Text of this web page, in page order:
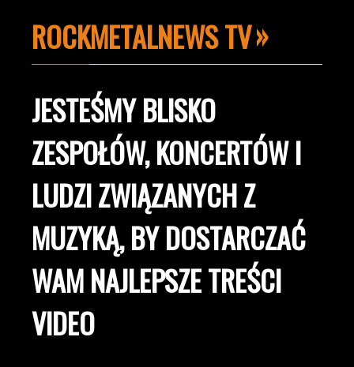
ROCKMETALNEWS TV
JESTEŚMY BLISKO
ZESPOŁÓW, KONCERTÓW I
LUDZI ZWIĄZANYCH Z
MUZYKĄ, BY DOSTARCZAĆ
WAM NAJLEPSZE TREŚCI
VIDEO